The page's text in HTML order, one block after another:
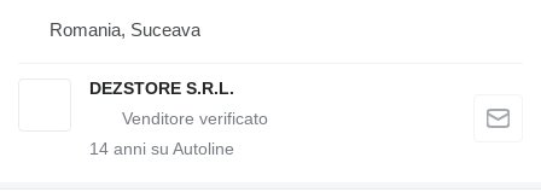
Romania, Suceava
DEZSTORE S.R.L.
14 anni su Autoline